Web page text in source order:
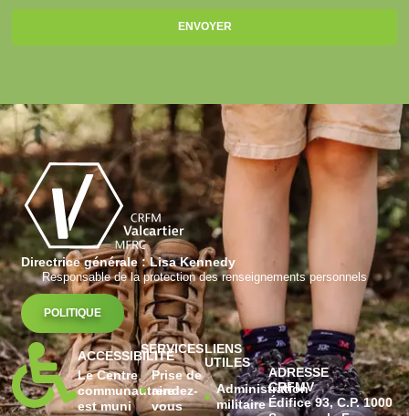
ENVOYER
Directrice générale : Lisa Kennedy
Responsable de la protection des renseignements personnels
POLITIQUE
ACCESSIBILITÉ
Le Centre
communautaire
est muni
SERVICES
Prise de
rendez-
vous
LIENS
UTILES
Administration
militaire
ADRESSE
CRFMV
Édifice 93, C.P. 1000